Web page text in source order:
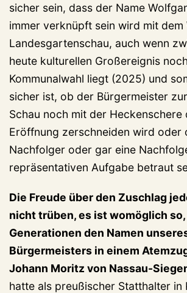
sicher sein, dass der Name
immer verknüpft sein wird mit dem
Landesgartenschau, auch wenn
heute kulturellen Großereignis
Kommunalwahl liegt (2025) und
sicher ist, ob der Bürgermeister
Schau noch mit der Heckenschere
Eröffnung zerschneiden wird oder
Nachfolger oder gar eine
repräsentativen Aufgabe betraut
Die Freude über den Zuschlag
nicht trüben, es ist womöglich
Generationen den Namen
Bürgermeisters in einem
Johann Moritz von Nassau-
hatte als preußischer Statthalter in